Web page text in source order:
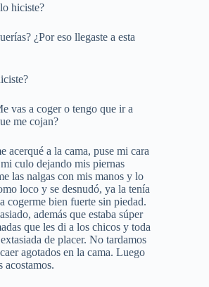
hiciste?
¿Por eso llegaste a esta
vas a coger o tengo que ir a
me cojan?
acerqué a la cama, puse mi cara
culo dejando mis piernas
las nalgas con mis manos y lo
loco y se desnudó, ya la tenía
cogerme bien fuerte sin piedad.
además que estaba súper
que les di a los chicos y toda
de placer. No tardamos
agotados en la cama. Luego
acostamos.